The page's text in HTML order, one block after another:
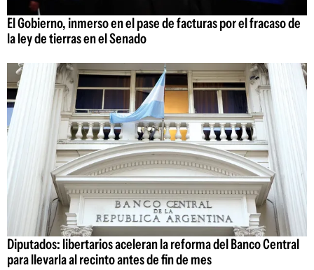
El Gobierno, inmerso en el pase de facturas por el fracaso de
la ley de tierras en el Senado
Diputados: libertarios aceleran la reforma del Banco Central
para llevarla al recinto antes de fin de mes